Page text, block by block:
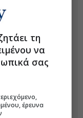
τη
να
σας
έρευνα